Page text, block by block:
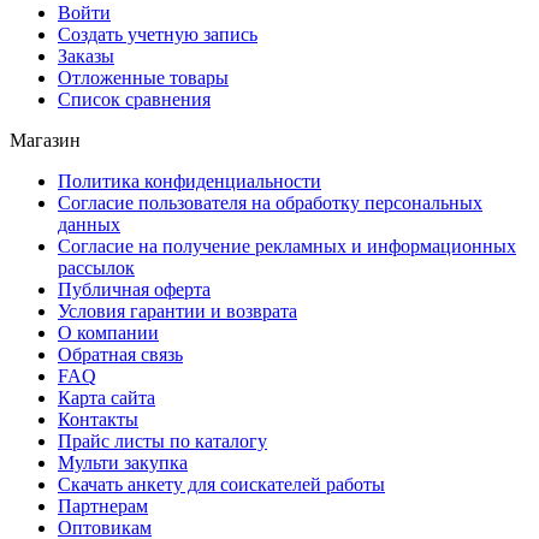
Войти
Создать учетную запись
Заказы
Отложенные товары
Список сравнения
Магазин
Политика конфиденциальности
Согласие пользователя на обработку персональных
данных
Согласие на получение рекламных и информационных
рассылок
Публичная оферта
Условия гарантии и возврата
О компании
Обратная связь
FAQ
Карта сайта
Контакты
Прайс листы по каталогу
Мульти закупка
Скачать анкету для соискателей работы
Партнерам
Оптовикам